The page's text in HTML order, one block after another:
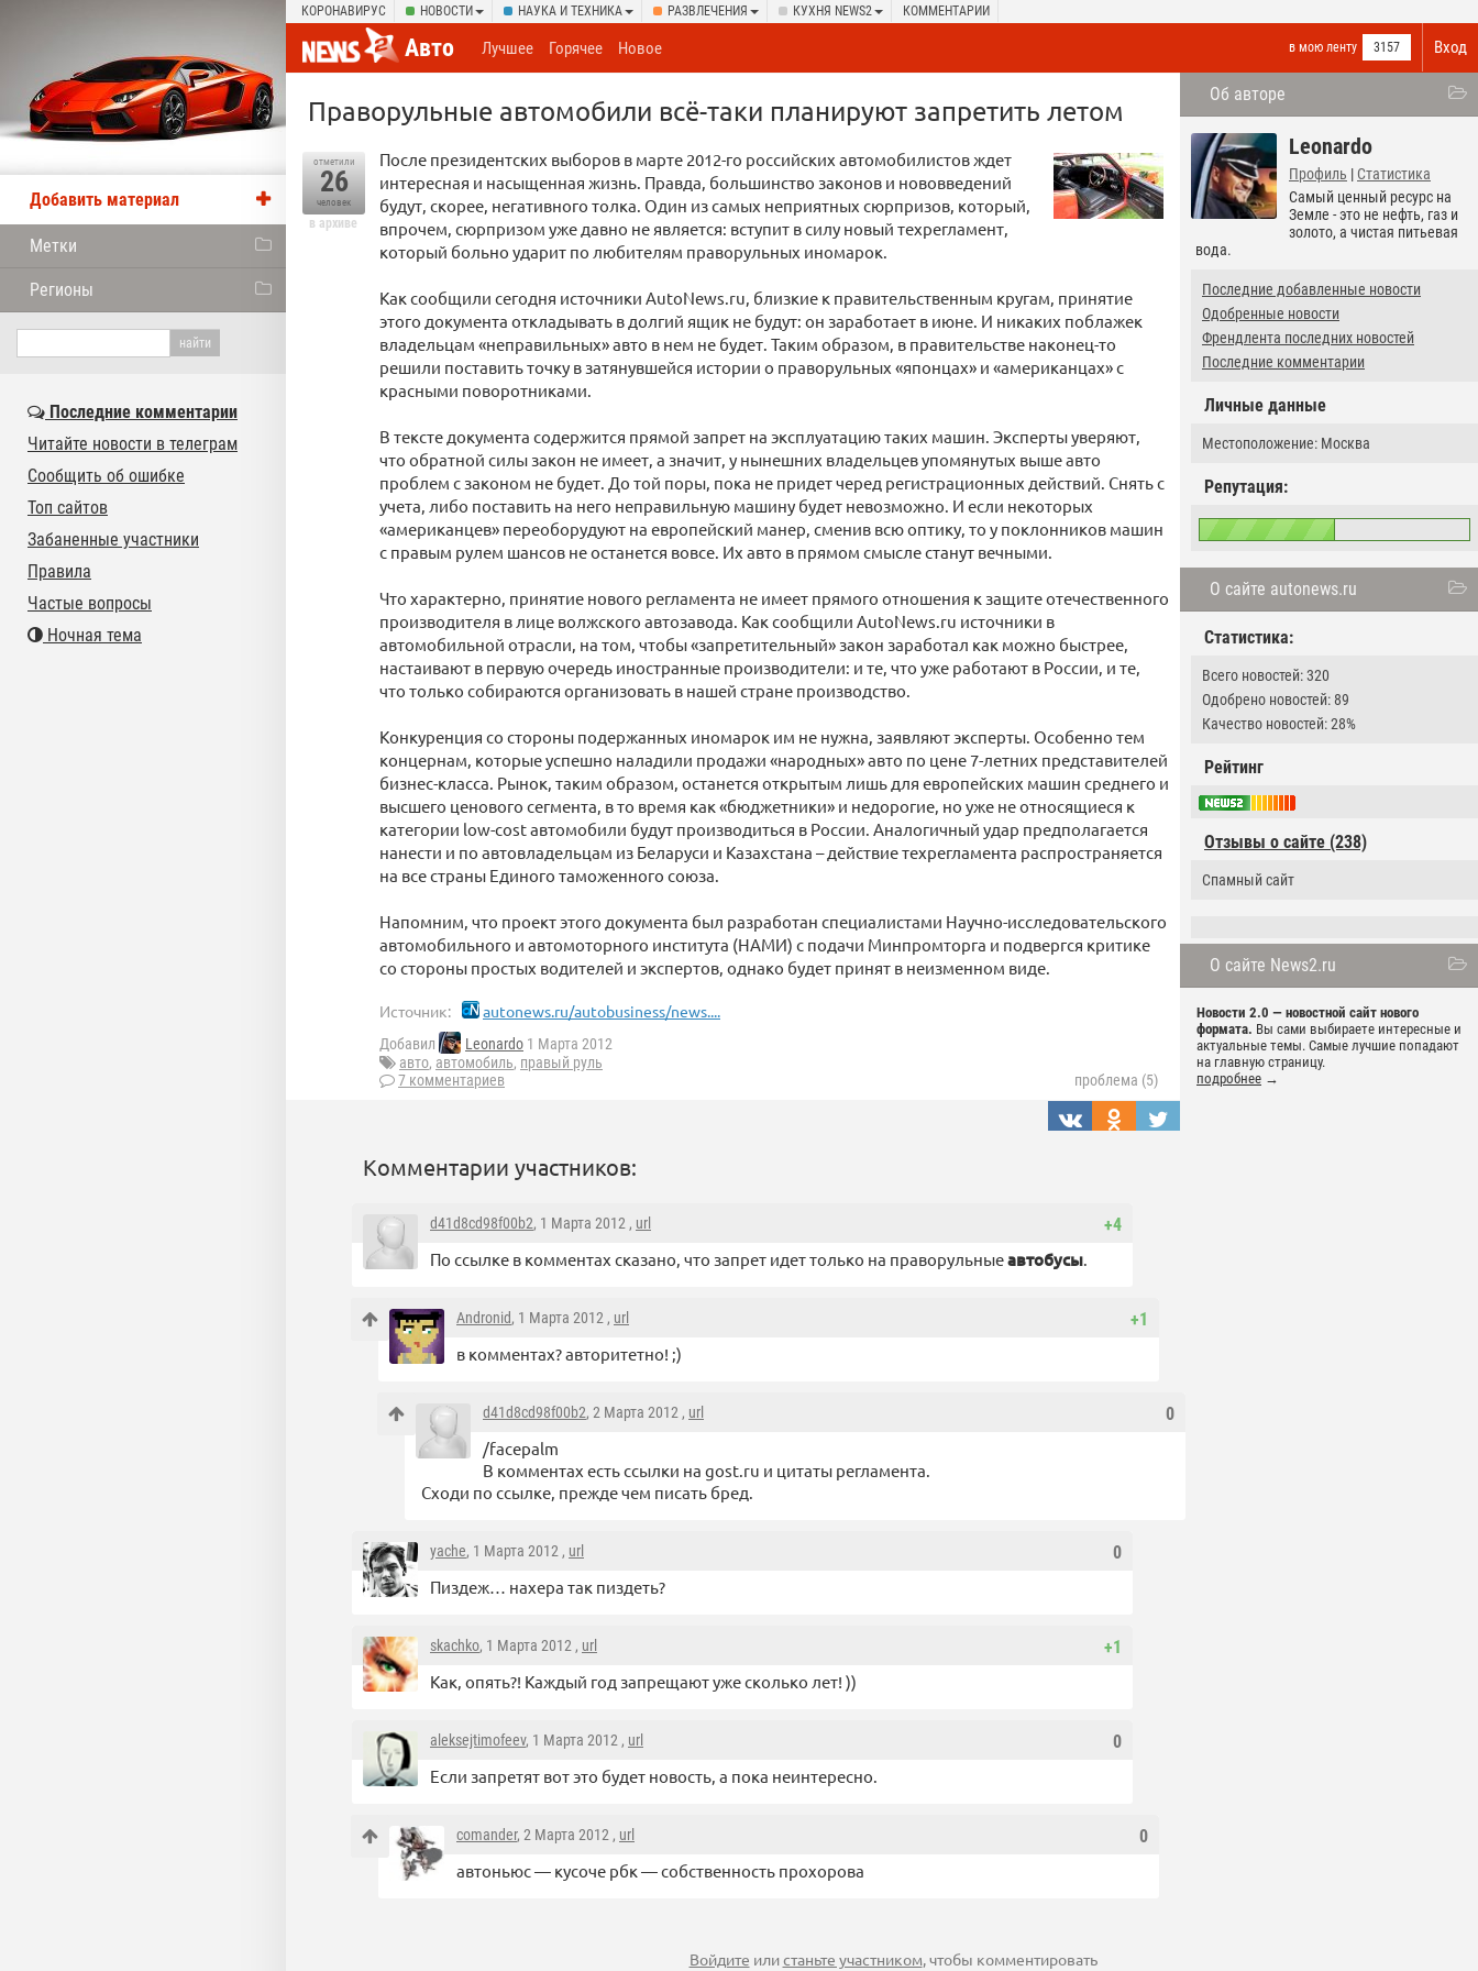
КОРОНАВИРУС НОВОСТИ НАУКА И ТЕХНИКА РАЗВЛЕЧЕНИЯ КУХНЯ NEWS2 КОММЕНТАРИИ
Вход
Авто в мою ленту 3157
Лучшее Горячее Новое
Об авторе
Leonardo
Профиль | Статистика
Самый ценный ресурс на
Земле - это не нефть, газ и
золото, а чистая питьевая
вода.
Последние добавленные новости
Одобренные новости
Френдлента последних новостей
Последние комментарии
Личные данные
Местоположение: Москва
Репутация:
О сайте autonews.ru
Статистика:
Всего новостей: 320
Одобрено новостей: 89
Качество новостей: 28%
Рейтинг
Отзывы о сайте (238)
Cпамный сайт
О сайте News2.ru
Новости 2.0 — новостной сайт нового
формата. Вы сами выбираете интересные и
актуальные темы. Самые лучшие попадают
на главную страницу.
подробнее →
Праворульные автомобили всё-таки планируют запретить летом
отметили
26
человек
в архиве
После президентских выборов в марте 2012-го российских автомобилистов ждет
интересная и насыщенная жизнь. Правда, большинство законов и нововведений
будут, скорее, негативного толка. Один из самых неприятных сюрпризов, который,
впрочем, сюрпризом уже давно не является: вступит в силу новый техрегламент,
который больно ударит по любителям праворульных иномарок.
Как сообщили сегодня источники AutoNews.ru, близкие к правительственным кругам, принятие
этого документа откладывать в долгий ящик не будут: он заработает в июне. И никаких поблажек
владельцам «неправильных» авто в нем не будет. Таким образом, в правительстве наконец-то
решили поставить точку в затянувшейся истории о праворульных «японцах» и «американцах» с
красными поворотниками.
В тексте документа содержится прямой запрет на эксплуатацию таких машин. Эксперты уверяют,
что обратной силы закон не имеет, а значит, у нынешних владельцев упомянутых выше авто
проблем с законом не будет. До той поры, пока не придет черед регистрационных действий. Снять с
учета, либо поставить на него неправильную машину будет невозможно. И если некоторых
«американцев» переоборудуют на европейский манер, сменив всю оптику, то у поклонников машин
с правым рулем шансов не останется вовсе. Их авто в прямом смысле станут вечными.
Что характерно, принятие нового регламента не имеет прямого отношения к защите отечественного
производителя в лице волжского автозавода. Как сообщили AutoNews.ru источники в
автомобильной отрасли, на том, чтобы «запретительный» закон заработал как можно быстрее,
настаивают в первую очередь иностранные производители: и те, что уже работают в России, и те,
что только собираются организовать в нашей стране производство.
Конкуренция со стороны подержанных иномарок им не нужна, заявляют эксперты. Особенно тем
концернам, которые успешно наладили продажи «народных» авто по цене 7-летних представителей
бизнес-класса. Рынок, таким образом, останется открытым лишь для европейских машин среднего и
высшего ценового сегмента, в то время как «бюджетники» и недорогие, но уже не относящиеся к
категории low-cost автомобили будут производиться в России. Аналогичный удар предполагается
нанести и по автовладельцам из Беларуси и Казахстана – действие техрегламента распространяется
на все страны Единого таможенного союза.
Напомним, что проект этого документа был разработан специалистами Научно-исследовательского
автомобильного и автомоторного института (НАМИ) с подачи Минпромторга и подвергся критике
со стороны простых водителей и экспертов, однако будет принят в неизменном виде.
Источник: autonews.ru/autobusiness/news....
Добавил Leonardo 1 Марта 2012
авто, автомобиль, правый руль
7 комментариев
проблема (5)
Комментарии участников:
+4
d41d8cd98f00b2, 1 Марта 2012 , url
По ссылке в комментах сказано, что запрет идет только на праворульныеавтобусы.
+1
Andronid, 1 Марта 2012 , url
в комментах? авторитетно! ;)
0
d41d8cd98f00b2, 2 Марта 2012 , url
/facepalm
В комментах есть ссылки на gost.ru и цитаты регламента.
Сходи по ссылке, прежде чем писать бред.
0
yache, 1 Марта 2012 , url
Пиздеж… нахера так пиздеть?
+1
skachko, 1 Марта 2012 , url
Как, опять?! Каждый год запрещают уже сколько лет! ))
0
aleksejtimofeev, 1 Марта 2012 , url
Если запретят вот это будет новость, а пока неинтересно.
0
comander, 2 Марта 2012 , url
автоньюс — кусоче рбк — собственность прохорова
Войдите илистаньте участником, чтобы комментировать
Добавить материал
Метки
Регионы
Последние комментарии
Читайте новости в телеграм
Сообщить об ошибке
Топ сайтов
Забаненные участники
Правила
Частые вопросы
Ночная тема